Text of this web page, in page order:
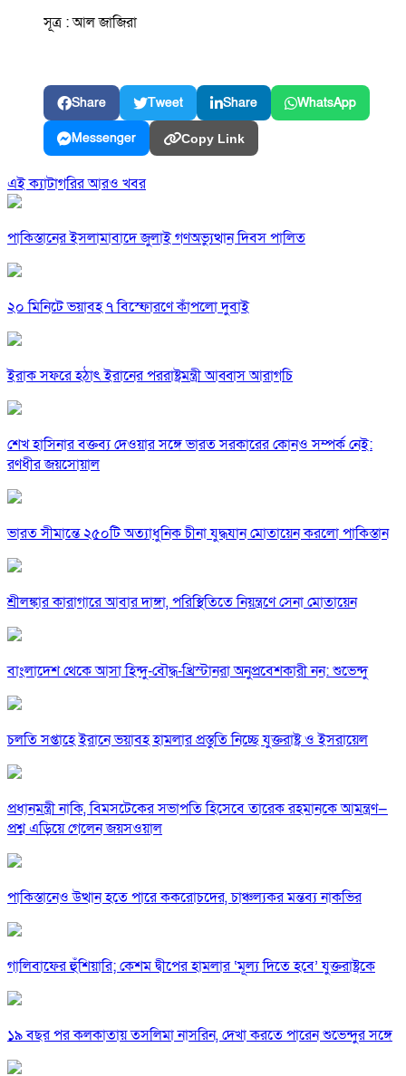
সূত্র : আল জাজিরা
Share Tweet Share WhatsApp
Messenger Copy Link
এই ক্যাটাগরির আরও খবর
পাকিস্তানের ইসলামাবাদে জুলাই গণঅভ্যুত্থান দিবস পালিত
২০ মিনিটে ভয়াবহ ৭ বিস্ফোরণে কাঁপলো দুবাই
ইরাক সফরে হঠাৎ ইরানের পররাষ্ট্রমন্ত্রী আব্বাস আরাগচি
শেখ হাসিনার বক্তব্য দেওয়ার সঙ্গে ভারত সরকারের কোনও সম্পর্ক নেই:
রণধীর জয়সোয়াল
ভারত সীমান্তে ২৫০টি অত্যাধুনিক চীনা যুদ্ধযান মোতায়েন করলো পাকিস্তান
শ্রীলঙ্কার কারাগারে আবার দাঙ্গা, পরিস্থিতিতে নিয়ন্ত্রণে সেনা মোতায়েন
বাংলাদেশ থেকে আসা হিন্দু-বৌদ্ধ-খ্রিস্টানরা অনুপ্রবেশকারী নন: শুভেন্দু
চলতি সপ্তাহে ইরানে ভয়াবহ হামলার প্রস্তুতি নিচ্ছে যুক্তরাষ্ট্র ও ইসরায়েল
প্রধানমন্ত্রী নাকি, বিমসটেকের সভাপতি হিসেবে তারেক রহমানকে আমন্ত্রণ—
প্রশ্ন এড়িয়ে গেলেন জয়সওয়াল
পাকিস্তানেও উত্থান হতে পারে ককরোচদের, চাঞ্চল্যকর মন্তব্য নাকভির
গালিবাফের হুঁশিয়ারি; কেশম দ্বীপের হামলার ‘মূল্য দিতে হবে’ যুক্তরাষ্ট্রকে
১৯ বছর পর কলকাতায় তসলিমা নাসরিন, দেখা করতে পারেন শুভেন্দুর সঙ্গে